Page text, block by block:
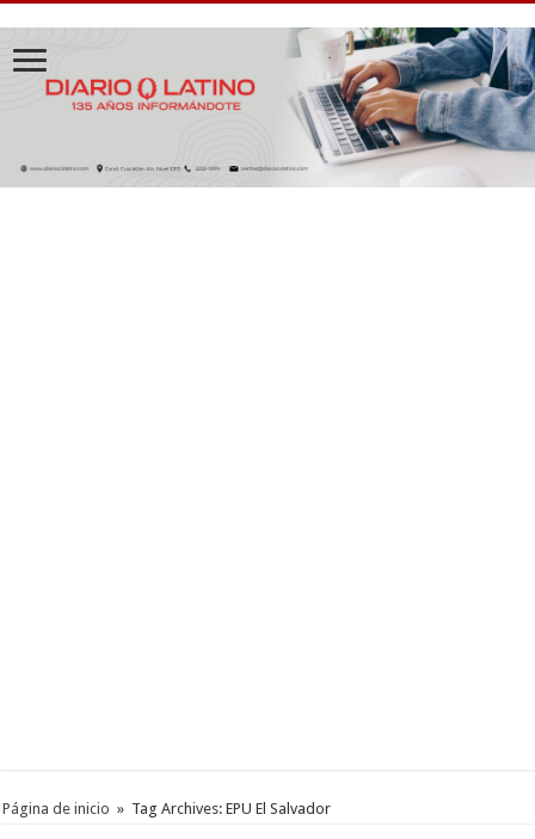
Página de inicio » Tag Archives: EPU El Salvador